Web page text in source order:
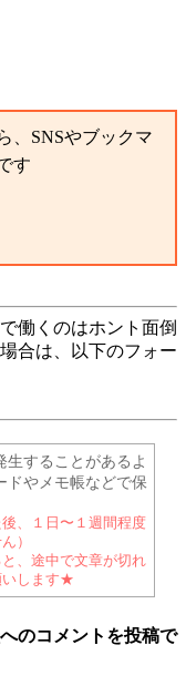
、SNSやブックマ
す
働くのはホント面倒
合は、以下のフォー
することがあるよ
ドやメモ帳などで保
、１日〜１週間程度
）
、途中で文章が切れ
いします★
のコメントを投稿で